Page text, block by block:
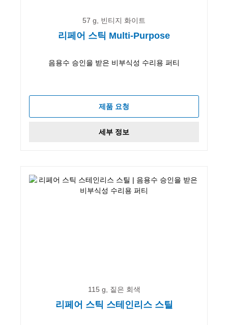
57 g, 빈티지 화이트
리페어 스틱 Multi-Purpose
음용수 승인을 받은 비부식성 수리용 퍼티
제품 요청
세부 정보
115 g, 짙은 회색
리페어 스틱 스테인리스 스틸